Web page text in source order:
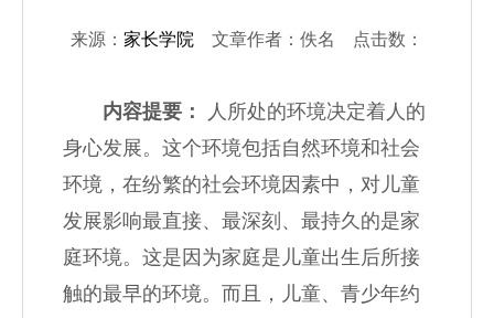
来源： 家长学院 文章作者：佚名 点击数：
内容提要：
人所处的环境决定着人的
身心发展。这个环境包括自然环境和社会
环境，在纷繁的社会环境因素中，对儿童
发展影响最直接、最深刻、最持久的是家
庭环境。这是因为家庭是儿童出生后所接
触的最早的环境。而且，儿童、青少年约